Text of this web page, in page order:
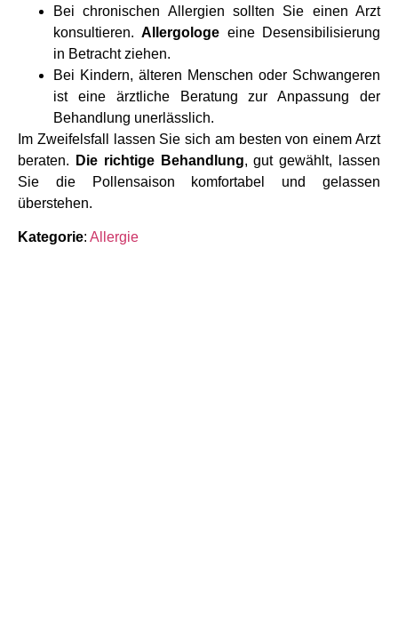
Bei chronischen Allergien sollten Sie einen Arzt
konsultieren.Allergologe eine Desensibilisierung
in Betracht ziehen.
Bei Kindern, älteren Menschen oder Schwangeren
ist eine ärztliche Beratung zur Anpassung der
Behandlung unerlässlich.
Im Zweifelsfall lassen Sie sich am besten von einem Arzt
beraten.
Die richtige Behandlung, gut gewählt, lassen
Sie die Pollensaison komfortabel und gelassen
überstehen.
Kategorie: Allergie